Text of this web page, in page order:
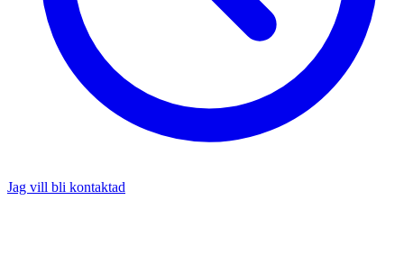
Jag vill bli kontaktad